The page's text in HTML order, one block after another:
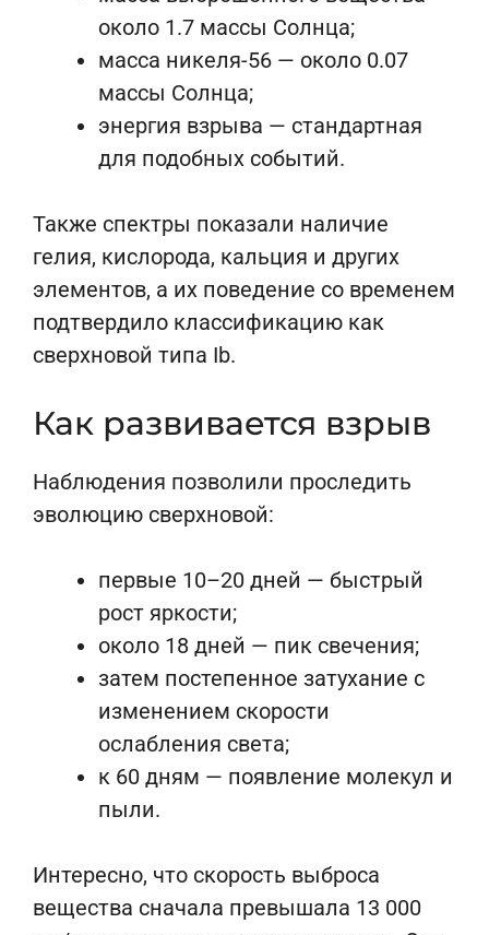
около 1.7 массы Солнца;
масса никеля-56 — около 0.07
массы Солнца;
энергия взрыва — стандартная
для подобных событий.
Также спектры показали наличие
гелия, кислорода, кальция и других
элементов, а их поведение со временем
подтвердило классификацию как
сверхновой типа Ib.
Как развивается взрыв
Наблюдения позволили проследить
эволюцию сверхновой:
первые 10–20 дней — быстрый
рост яркости;
около 18 дней — пик свечения;
затем постепенное затухание с
изменением скорости
ослабления света;
к 60 дням — появление молекул и
пыли.
Интересно, что скорость выброса
вещества сначала превышала 13 000